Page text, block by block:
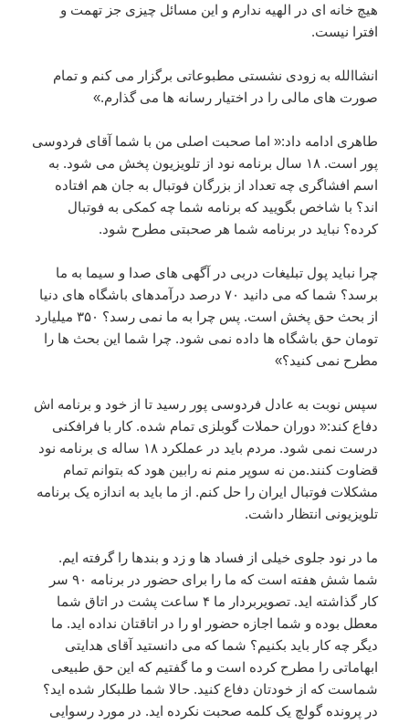
هیچ خانه ای در الهیه ندارم و این مسائل چیزی جز تهمت و
افترا نیست.
انشاالله به زودی نشستی مطبوعاتی برگزار می کنم و تمام
صورت های مالی را در اختیار رسانه ها می گذارم.»
طاهری ادامه داد:« اما صحبت اصلی من با شما آقای فردوسی
پور است. ۱۸ سال برنامه نود از تلویزیون پخش می شود. به
اسم افشاگری چه تعداد از بزرگان فوتبال به جان هم افتاده
اند؟ با شاخص بگویید که برنامه شما چه کمکی به فوتبال
کرده؟ نباید در برنامه شما هر صحبتی مطرح شود.
چرا نباید پول تبلیغات دربی در آگهی های صدا و سیما به ما
برسد؟ شما که می دانید ۷۰ درصد درآمدهای باشگاه های دنیا
از بحث حق پخش است. پس چرا به ما نمی رسد؟ ۳۵۰ میلیارد
تومان حق باشگاه ها داده نمی شود. چرا شما این بحث ها را
مطرح نمی کنید؟»
سپس نوبت به عادل فردوسی پور رسید تا از خود و برنامه اش
دفاع کند:« دوران حملات گوبلزی تمام شده. کار با فرافکنی
درست نمی شود. مردم باید در عملکرد ۱۸ ساله ی برنامه نود
قضاوت کنند.من نه سوپر منم نه رابین هود که بتوانم تمام
مشکلات فوتبال ایران را حل کنم. از ما باید به اندازه یک برنامه
تلویزیونی انتظار داشت.
ما در نود جلوی خیلی از فساد ها و زد و بندها را گرفته ایم.
شما شش هفته است که ما را برای حضور در برنامه ۹۰ سر
کار گذاشته اید. تصویربردار ما ۴ ساعت پشت در اتاق شما
معطل بوده و شما اجازه حضور او را در اتاقتان نداده اید. ما
دیگر چه کار باید بکنیم؟ شما که می دانستید آقای هدایتی
ابهاماتی را مطرح کرده است و ما گفتیم که این حق طبیعی
شماست که از خودتان دفاع کنید. حالا شما طلبکار شده اید؟
در پرونده گولچ یک کلمه صحبت نکرده اید. در مورد رسوایی